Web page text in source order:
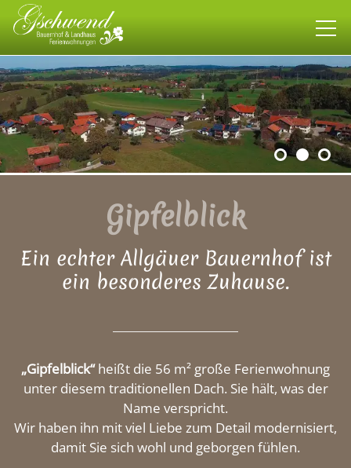
Bauernhof
Landhaus
Schwalbennest
Sonnenmulde
allgäuweit
Impressionen
Kontakt
Gipfelblick
Ein echter Allgäuer Bauernhof ist
ein besonderes Zuhause.
„Gipfelblick“heißt die 56 m² große Ferienwohnung
unter diesem traditionellen Dach. Sie hält, was der
Name verspricht.
Wir haben ihn mit viel Liebe zum Detail modernisiert,
damit Sie sich wohl und geborgen fühlen.